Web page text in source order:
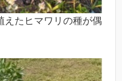
えたヒマワリの種が偶